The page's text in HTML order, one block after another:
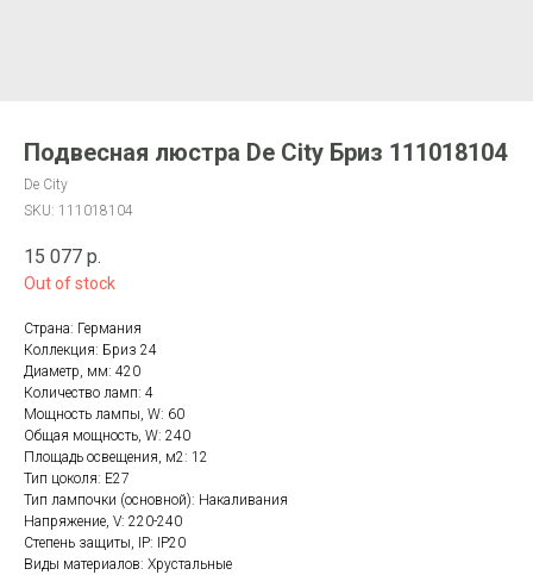
Подвесная люстра De City Бриз 111018104
De City
SKU: 111018104
15 077 р.
Out of stock
Страна: Германия
Коллекция: Бриз 24
Диаметр, мм: 420
Количество ламп: 4
Мощность лампы, W: 60
Общая мощность, W: 240
Площадь освещения, м2: 12
Тип цоколя: E27
Тип лампочки (основной): Накаливания
Напряжение, V: 220-240
Степень защиты, IP: IP20
Виды материалов: Хрустальные